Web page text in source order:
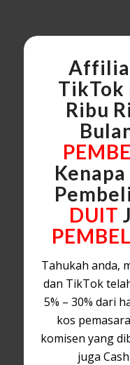
TikTok
Ribu
Pembeli
DUIT
Tahukah anda,
dan TikTok
5% – 30% dari
kos
komisen yang
juga